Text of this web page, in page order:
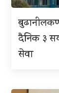
दैनिक ३
सेवा